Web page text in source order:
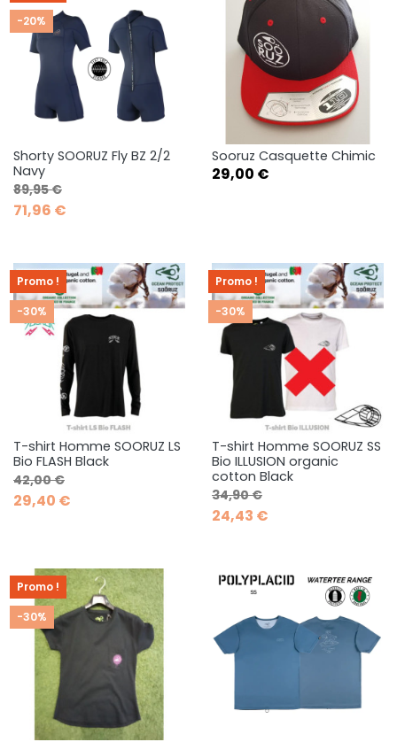
Shorty SOORUZ Fly BZ 2/2
Navy
Prix de base
89,95 €Prix
71,96 €
-20%
Sooruz Casquette Chimic
Prix
29,00 €
T-shirt Homme SOORUZ LS
Bio FLASH Black
Prix de base
42,00 €Prix
29,40 €
Promo !
-30%
T-shirt Homme SOORUZ SS
Bio ILLUSION organic
cotton Black
Prix de base
34,90 €Prix
24,43 €
Promo !
-30%
Promo !
-30%